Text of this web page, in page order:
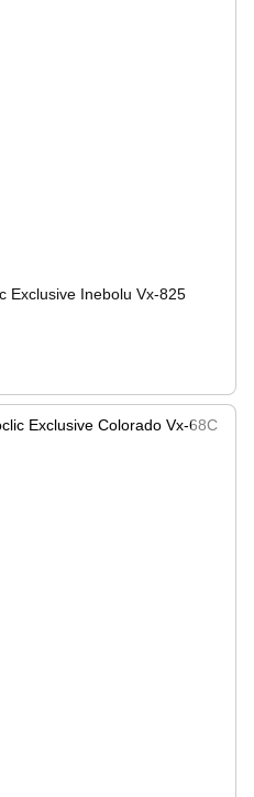
Exclusive Inebolu Vx-825